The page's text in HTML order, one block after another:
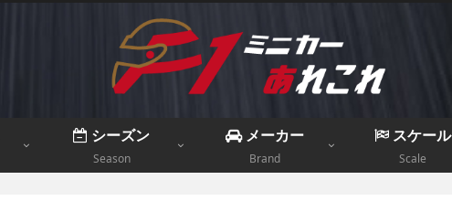
シーズン
Season
メーカー
Brand
スケール
Scale